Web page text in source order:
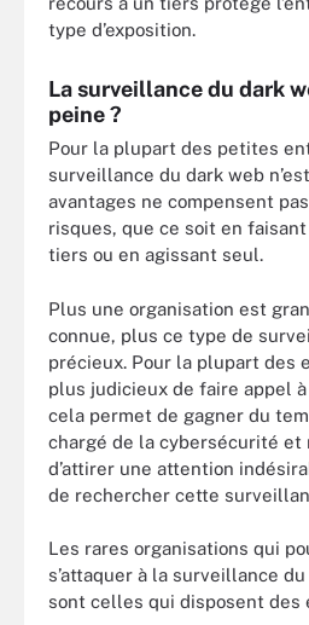
type d’exposition.
La surveillance du dark
peine ?
Pour la plupart des petites
surveillance du dark web
avantages ne compensent
risques, que ce soit en
tiers ou en agissant seul.
Plus une organisation est
connue, plus ce type de
précieux. Pour la plupart des
plus judicieux de faire appel
cela permet de gagner du
chargé de la cybersécurité et
d’attirer une attention
de rechercher cette
Les rares organisations qui
s’attaquer à la surveillance
sont celles qui disposent des